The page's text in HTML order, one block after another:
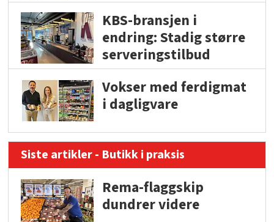
KBS-bransjen i
endring: Stadig større
serveringstilbud
Vokser med ferdigmat
i dagligvare
Siste artikler - Butikk i praksis
Rema-flaggskip
dundrer videre